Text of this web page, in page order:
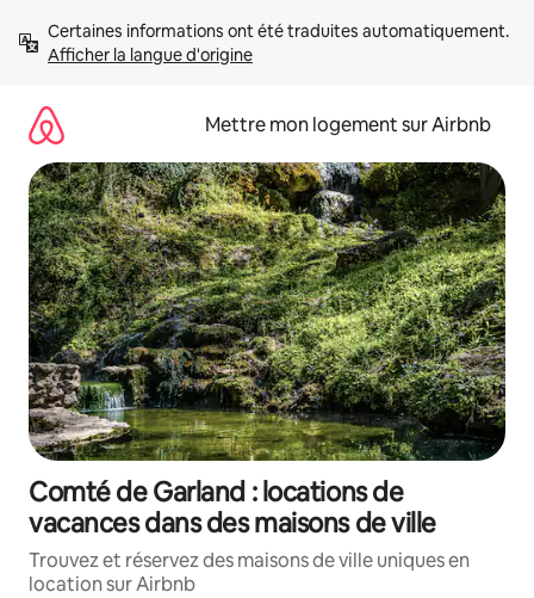
directement
Afficher la langue d'origine
Mettre mon logement sur Airbnb
Comté de Garland : locations de
vacances dans des maisons de ville
Trouvez et réservez des maisons de ville uniques en
location sur Airbnb